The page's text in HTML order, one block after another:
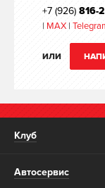
+7 (926) 816-
| MAX |
ИЛИ
Клуб
Автосервис